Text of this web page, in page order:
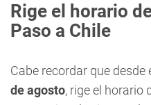
Rige el horario
Paso a Chile
Cabe recordar que desde
de agosto, rige el horario